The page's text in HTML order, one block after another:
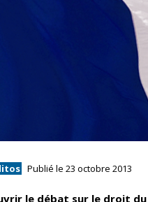
Publié le 23 octobre 2013
le débat sur le droit